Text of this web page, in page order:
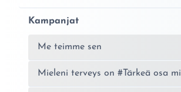
Kampanjat
Me teimme sen
Mieleni terveys on #Tärkeä osa